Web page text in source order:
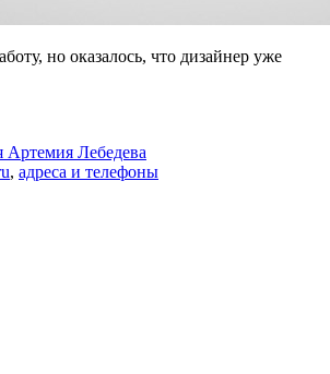
но оказалось, что дизайнер уже
Артемия Лебедева
, адреса и телефоны